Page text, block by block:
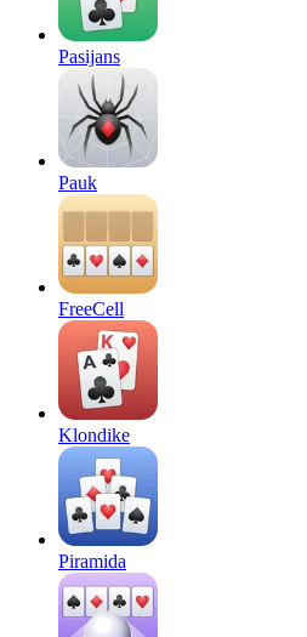
Pasijans
Pauk
FreeCell
Klondike
Piramida